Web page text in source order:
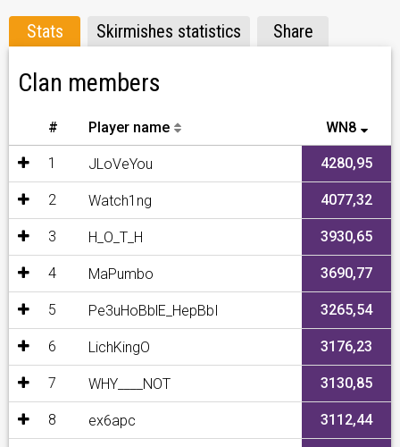
Stats Skirmishes statistics Share
Clan members
# Player name WN8
1 JLoVeYou 4280,95
2 Watch1ng 4077,32
3 H_O_T_H 3930,65
4 MaPumbo 3690,77
5 Pe3uHoBblE_HepBbI 3265,54
6 LichKingO 3176,23
7 WHY____NOT 3130,85
8 ex6apc 3112,44